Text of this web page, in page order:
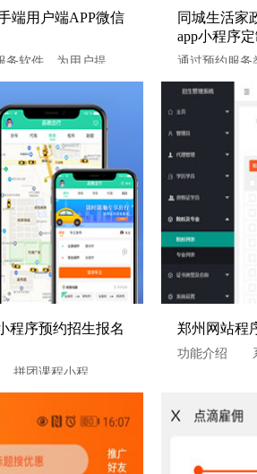
户端APP微信小程序软件
端用户端APP微信
同城生活家政
同城生活家
app小程序定
通过预约服务
预约招生报名服务系统开
程序预约招生报名
拼团课程小程
郑州网站程序
郑州网站程